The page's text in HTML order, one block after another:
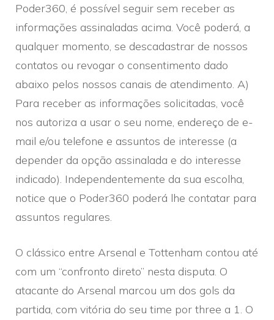
Poder360, é possível seguir sem receber as
informações assinaladas acima. Você poderá, a
qualquer momento, se descadastrar de nossos
contatos ou revogar o consentimento dado
abaixo pelos nossos canais de atendimento. A)
Para receber as informações solicitadas, você
nos autoriza a usar o seu nome, endereço de e-
mail e/ou telefone e assuntos de interesse (a
depender da opção assinalada e do interesse
indicado). Independentemente da sua escolha,
notice que o Poder360 poderá lhe contatar para
assuntos regulares.
O clássico entre Arsenal e Tottenham contou até
com um “confronto direto” nesta disputa. O
atacante do Arsenal marcou um dos gols da
partida, com vitória do seu time por three a 1. O